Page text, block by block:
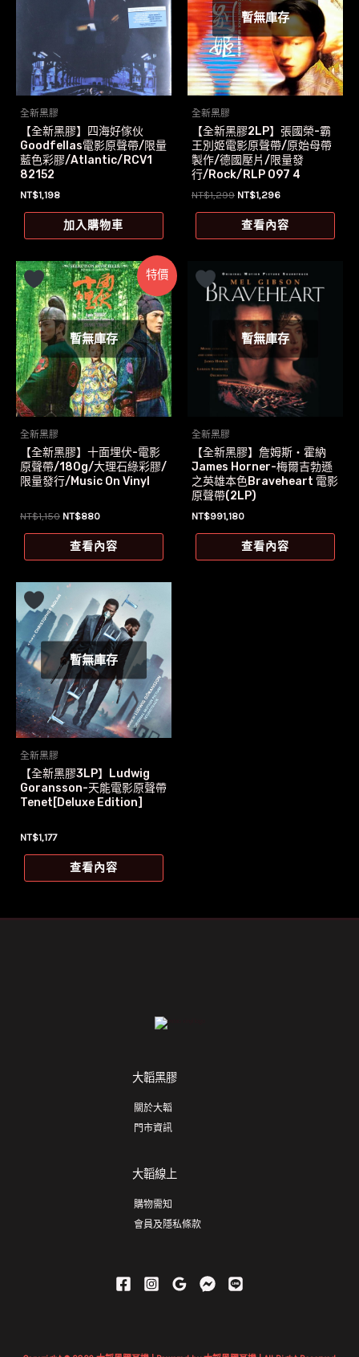
全新黑膠
【全新黑膠】四海好傢伙
Goodfellas電影原聲帶/限量
藍色彩膠/Atlantic/RCV1
82152
NT$1,198
加入購物車
暫無庫存
全新黑膠
【全新黑膠2LP】張國榮-霸
王別姬電影原聲帶/原始母帶
製作/德國壓片/限量發
行/Rock/RLP 097 4
NT$1,299 原
價
格：
NT$1,296目
價
格：
查看內容
特價
暫無庫存
全新黑膠
【全新黑膠】十面埋伏-電影
原聲帶/180g/大理石綠彩膠/
限量發行/Music On Vinyl
NT$1,150 原
價
格：
NT$880目
價
格：
查看內容
暫無庫存
全新黑膠
【全新黑膠】詹姆斯‧霍納
James Horner-梅爾吉勃遜
之英雄本色Braveheart 電影
原聲帶(2LP)
NT$991,180
查看內容
暫無庫存
全新黑膠
【全新黑膠3LP】Ludwig
Goransson-天能電影原聲帶
Tenet[Deluxe Edition]
NT$1,177
查看內容
大韜黑膠
關於大韜
門市資訊
大韜線上
購物需知
會員及隱私條款